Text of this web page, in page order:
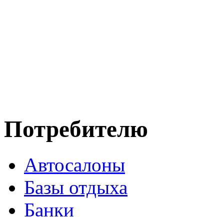
Потребителю
Автосалоны
Базы отдыха
Банки